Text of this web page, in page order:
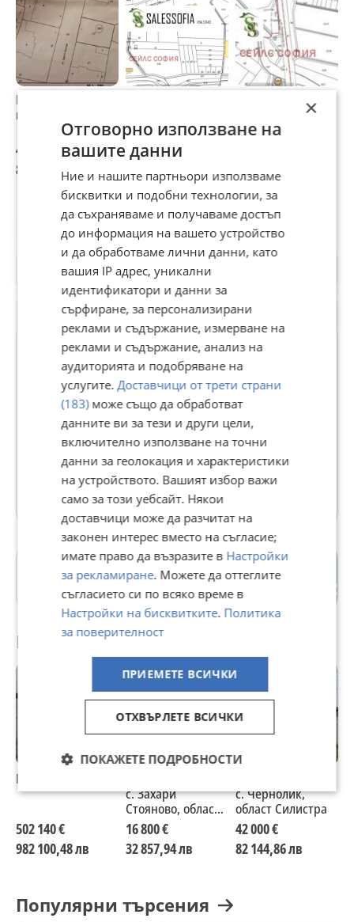
Продава ПАРЦЕЛ,
гр. София, Център
45 000 €
88 012,35 лв
Лозен
1 137 360 €
2 224 482,81 лв
Продава ПАРЦЕЛ,
Кривина
937 820,49 лв
Потребител
ИМОТНА ТОЧКА - АСЕНОВГРАД
В Bazar.BG от 30 декември 2021г.
Последно активен вчера в 01:29 ч.
56 Обяви
Още оферти на https://propertypoint.imot.bg
с. Конуш
Пловдив
Препоръчани за теб
Парцел
502 140 €
982 100,48 лв
с. Захари
Стояново, област
Добрич
16 800 €
32 857,94 лв
с. Чернолик,
област Силистра
42 000 €
82 144,86 лв
Популярни търсения
×
Отговорно използване на
вашите данни
Ние и нашите партньори използваме
бисквитки и подобни технологии, за
да съхраняваме и получаваме достъп
до информация на вашето устройство
и да обработваме лични данни, като
вашия IP адрес, уникални
идентификатори и данни за
сърфиране, за персонализирани
реклами и съдържание, измерване на
реклами и съдържание, анализ на
аудиторията и подобряване на
услугите.Доставчици от трети страни
(183)може също да обработват
данните ви за тези и други цели,
включително използване на точни
данни за геолокация и характеристики
на устройството. Вашият избор важи
само за този уебсайт. Някои
доставчици може да разчитат на
законен интерес вместо на съгласие;
имате право да възразите в Настройки
за рекламиране. Можете да оттеглите
съгласието си по всяко време в
Настройки на бисквитките. Политика
за поверителност
ПРИЕМЕТЕ ВСИЧКИ
ОТХВЪРЛЕТЕ ВСИЧКИ
ПОКАЖЕТЕ ПОДРОБНОСТИ